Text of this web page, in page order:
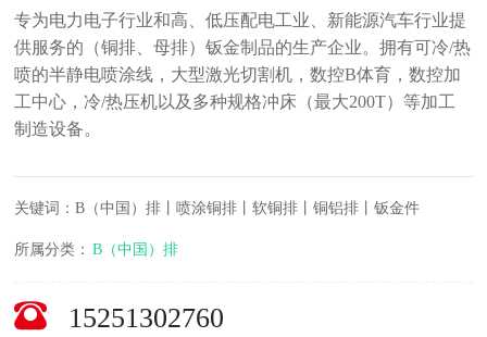
专为电力电子行业和高、低压配电工业、新能源汽车行业提
供服务的（铜排、母排）钣金制品的生产企业。拥有可冷/热
喷的半静电喷涂线，大型激光切割机，数控B体育，数控加
工中心，冷/热压机以及多种规格冲床（最大200T）等加工
制造设备。
关键词：B（中国）排丨喷涂铜排丨软铜排丨铜铝排丨钣金件
所属分类： B（中国）排
15251302760